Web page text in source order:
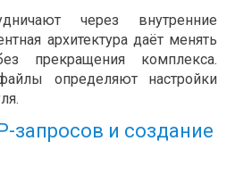
через внутренние
архитектура даёт менять
прекращения комплекса.
определяют настройки
запросов и создание